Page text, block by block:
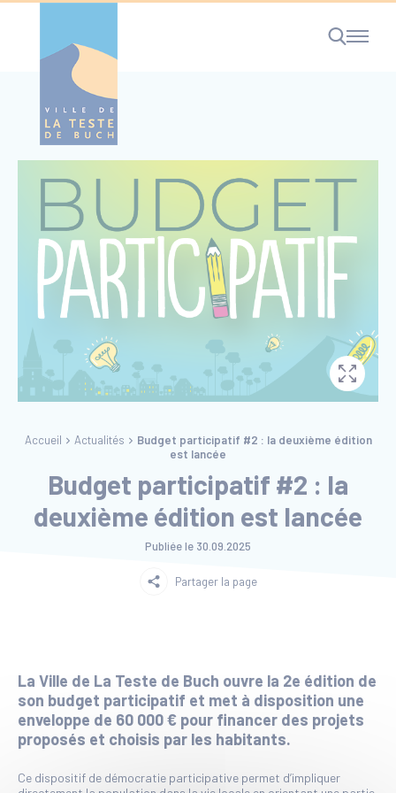
RECHERCHE
Accueil Actualités
Budget participatif #2 : la deuxième édition
est lancée
Budget participatif #2 : la
deuxième édition est lancée
Publiée le 30.09.2025
Partager la page
La Ville de La Teste de Buch ouvre la 2e édition de
son budget participatif et met à disposition une
enveloppe de 60 000 € pour financer des projets
proposés et choisis par les habitants.
Ce dispositif de démocratie participative permet d’impliquer
Cookies management panel